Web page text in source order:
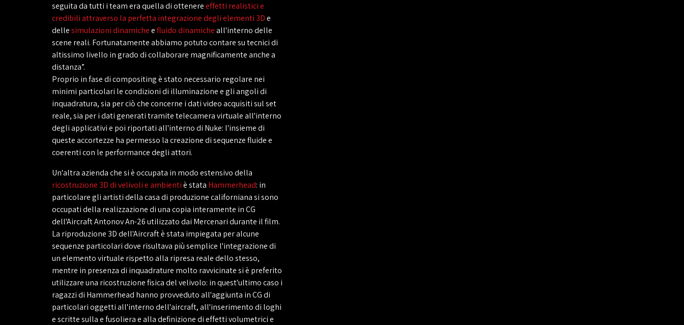
seguita da tutti i team era quella di ottenereeffetti realistici e
credibili attraverso la perfetta integrazione degli elementi 3De
dellesimulazioni dinamicheefluido dinamicheall'interno delle
scene reali. Fortunatamente abbiamo potuto contare su tecnici di
altissimo livello in grado di collaborare magnificamente anche a
distanza”.
Proprio in fase di compositing è stato necessario regolare nei
minimi particolari le condizioni di illuminazione e gli angoli di
inquadratura, sia per ciò che concerne i dati video acquisiti sul set
reale, sia per i dati generati tramite telecamera virtuale all'interno
degli applicativi e poi riportati all'interno di Nuke: l'insieme di
queste accortezze ha permesso la creazione di sequenze fluide e
coerenti con le performance degli attori.
Un'altra azienda che si è occupata in modo estensivo della
ricostruzione 3D di velivoli e ambientiè stata Hammerhead: in
particolare gli artisti della casa di produzione californiana si sono
occupati della realizzazione di una copia interamente in CG
dell'Aircraft Antonov An-26 utilizzato dai Mercenari durante il film.
La riproduzione 3D dell'Aircraft è stata impiegata per alcune
sequenze particolari dove risultava più semplice l'integrazione di
un elemento virtuale rispetto alla ripresa reale dello stesso,
mentre in presenza di inquadrature molto ravvicinate si è preferito
utilizzare una ricostruzione fisica del velivolo: in quest'ultimo caso i
ragazzi di Hammerhead hanno provveduto all'aggiunta in CG di
particolari oggetti all'interno dell'aircraft, all'inserimento di loghi
e scritte sulla e fusoliera e alla definizione di effetti volumetrici e